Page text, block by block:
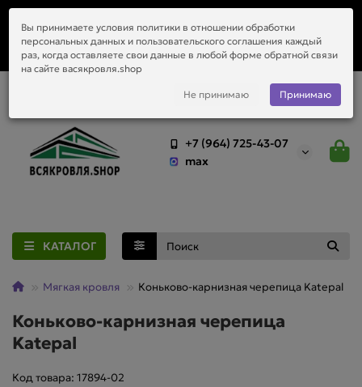
приобретённый у нас материал.
+7 (964) 725-43-07
max
КАТАЛОГ
Мягкая кровля Коньково-карнизная черепица Katepal
Коньково-карнизная черепица
Katepal
Код товара: 17894-02
Вы принимаете условия политики в отношении обработки
персональных данных и пользовательского соглашения каждый
раз, когда оставляете свои данные в любой форме обратной связи
на сайте васякровля.shop
Не принимаю Принимаю